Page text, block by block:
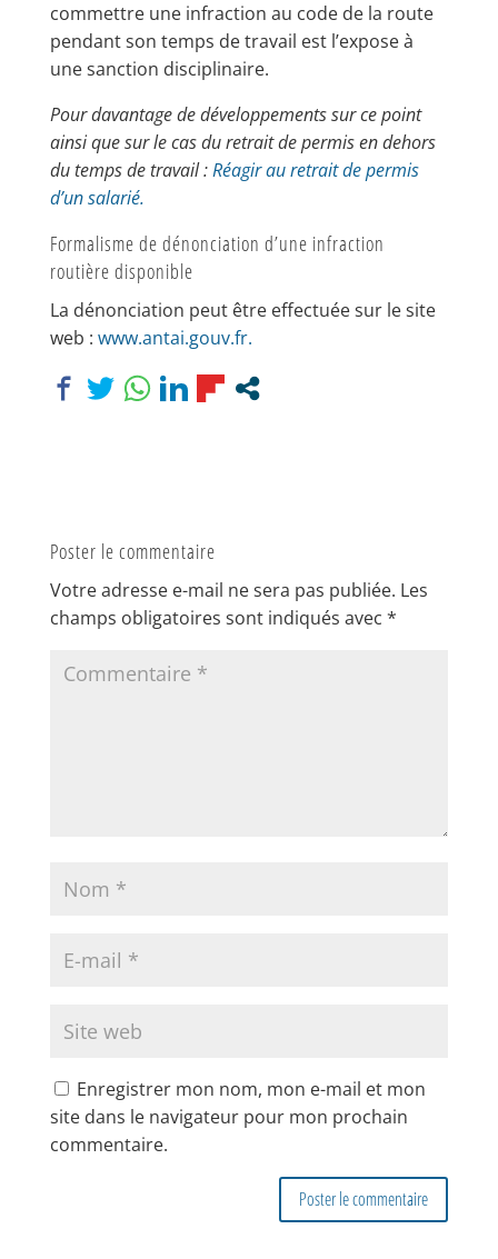
commettre une infraction au code de la route
pendant son temps de travail est l’expose à
une sanction disciplinaire.
Pour davantage de développements sur ce point
ainsi que sur le cas du retrait de permis en dehors
du temps de travail :Réagir au retrait de permis
d’un salarié.
Formalisme de dénonciation d’une infraction
routière disponible
La dénonciation peut être effectuée sur le site
web : www.antai.gouv.fr.
Poster le commentaire
Votre adresse e-mail ne sera pas publiée. Les
champs obligatoires sont indiqués avec *
Enregistrer mon nom, mon e-mail et mon
site dans le navigateur pour mon prochain
commentaire.